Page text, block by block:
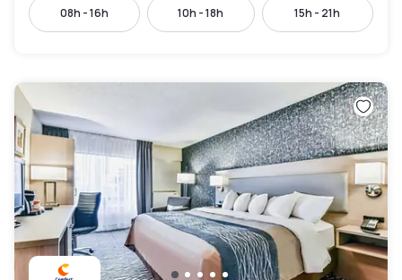
08h - 16h 10h - 18h 15h - 21h